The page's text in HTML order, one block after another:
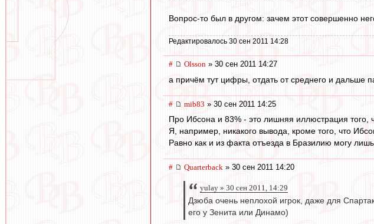
Вопрос-то был в другом: зачем этот совершенно
Редактировалось 30 сен 2011 14:28
# Olsson » 30 сен 2011 14:27
а причём тут цифры, отдать от среднего и дальше
# mib83 » 30 сен 2011 14:25
Про Ибсона и 83% - это лишняя иллюстрация того,
Я, например, никакого вывода, кроме того, что
Равно как и из факта отъезда в Бразилию могу
# Quarterback » 30 сен 2011 14:20
yulay » 30 сен 2011, 14:29
Дзюба очень неплохой игрок, даже для
его у Зенита или Динамо)